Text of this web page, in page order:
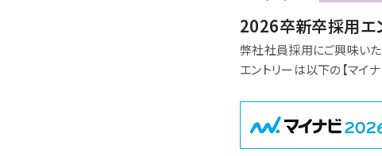
2026卒新卒採用エ
弊社社員採用にご興味いた
エントリーは以下の【マイ